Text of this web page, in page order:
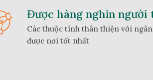
Được hàng nghìn người
Các thuộc tính thân thiện với
được nơi tốt nhất